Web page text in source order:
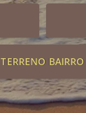
TERRENO BAIRRO